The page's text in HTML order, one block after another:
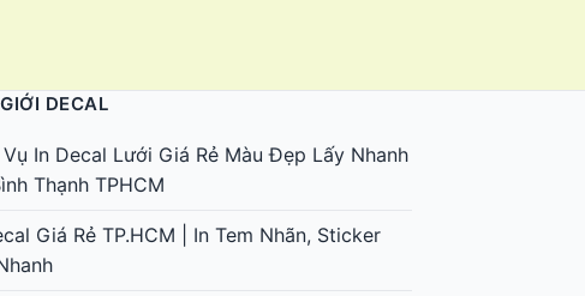
DECAL
In Decal Lưới Giá Rẻ Màu Đẹp Lấy Nhanh
Thạnh TPHCM
Giá Rẻ TP.HCM | In Tem Nhãn, Sticker